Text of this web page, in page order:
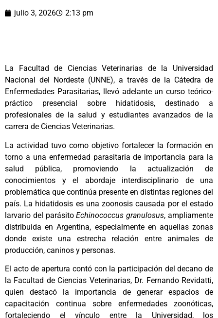
julio 3, 2026 2:13 pm
La Facultad de Ciencias Veterinarias de la Universidad
Nacional del Nordeste (UNNE), a través de la Cátedra de
Enfermedades Parasitarias, llevó adelante un curso teórico-
práctico presencial sobre hidatidosis, destinado a
profesionales de la salud y estudiantes avanzados de la
carrera de Ciencias Veterinarias.
La actividad tuvo como objetivo fortalecer la formación en
torno a una enfermedad parasitaria de importancia para la
salud pública, promoviendo la actualización de
conocimientos y el abordaje interdisciplinario de una
problemática que continúa presente en distintas regiones del
país. La hidatidosis es una zoonosis causada por el estado
larvario del parásitoEchinococcus granulosus, ampliamente
distribuida en Argentina, especialmente en aquellas zonas
donde existe una estrecha relación entre animales de
producción, caninos y personas.
El acto de apertura contó con la participación del decano de
la Facultad de Ciencias Veterinarias, Dr. Fernando Revidatti,
quien destacó la importancia de generar espacios de
capacitación continua sobre enfermedades zoonóticas,
fortaleciendo el vínculo entre la Universidad, los